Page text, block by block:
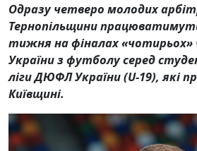
Одразу четверо молодих
Тернопільщини
тижня на фіналах «чотирьох»
України з футболу серед
ліги ДЮФЛ України (U-19), які
Київщині.